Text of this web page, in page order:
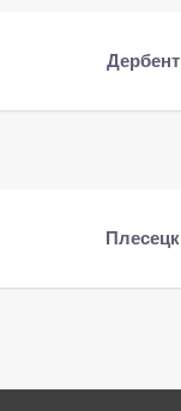
Дербент
Плесецк